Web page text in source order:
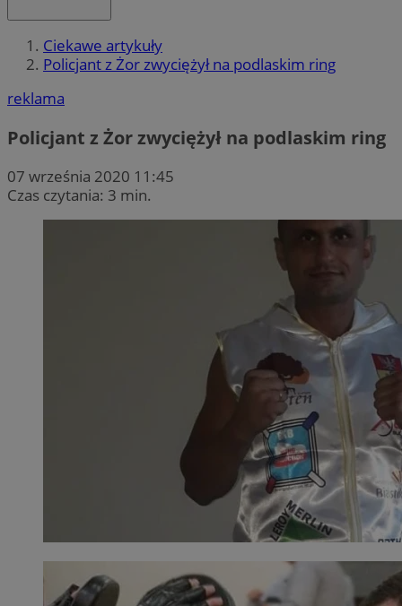
Ciekawe artykuły
Policjant z Żor zwyciężył na podlaskim ring
reklama
Policjant z Żor zwyciężył na podlaskim ring
07 września 2020 11:45
Czas czytania: 3 min.